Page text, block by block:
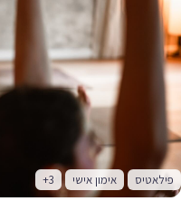
פילאטיס אימון אישי +3